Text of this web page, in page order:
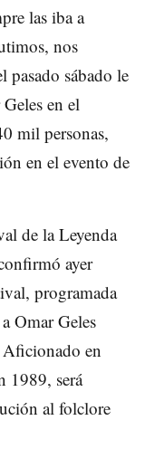
las iba a
nos
sábado le
en el
mil personas,
en el evento de
de la Leyenda
ayer
programada
Omar Geles
Aficionado en
1989, será
al folclore